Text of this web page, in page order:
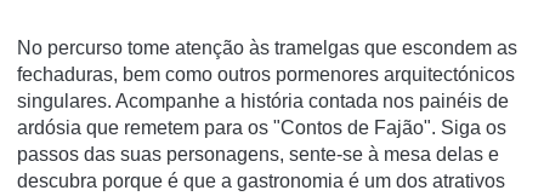
No percurso tome atenção às tramelgas que escondem as
fechaduras, bem como outros pormenores arquitectónicos
singulares. Acompanhe a história contada nos painéis de
ardósia que remetem para os "Contos de Fajão". Siga os
passos das suas personagens, sente-se à mesa delas e
descubra porque é que a gastronomia é um dos atrativos